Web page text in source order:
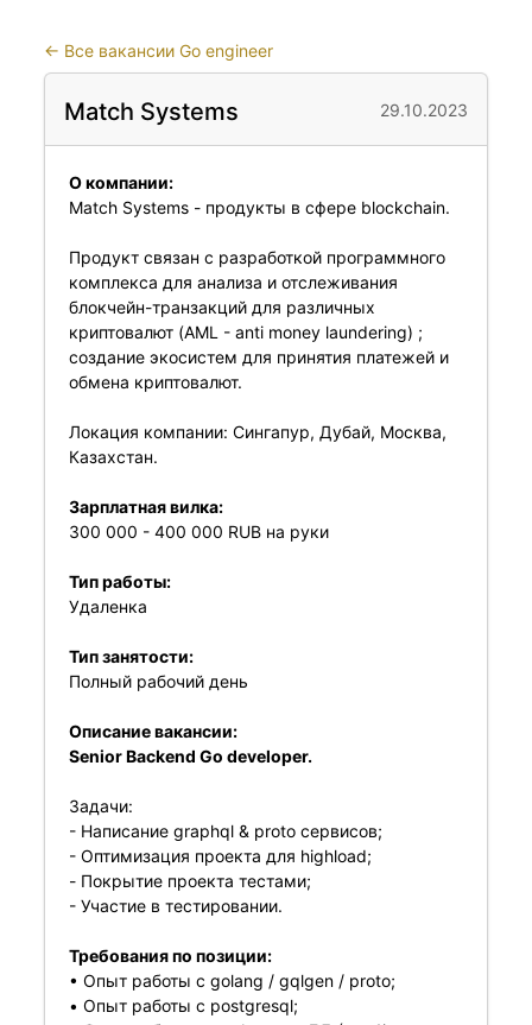
← Все вакансии Go engineer
Match Systems 29.10.2023
О компании:
Match Systems - продукты в сфере blockchain.
Продукт связан с разработкой программного
комплекса для анализа и отслеживания
блокчейн-транзакций для различных
криптовалют (AML - anti money laundering) ;
создание экосистем для принятия платежей и
обмена криптовалют.
Локация компании: Сингапур, Дубай, Москва,
Казахстан.
Зарплатная вилка:
300 000 - 400 000 RUB на руки
Тип работы:
Удаленка
Тип занятости:
Полный рабочий день
Описание вакансии:
Senior Backend Go developer.
Задачи:
- Написание graphql & proto сервисов;
- Оптимизация проекта для highload;
- Покрытие проекта тестами;
- Участие в тестировании.
Требования по позиции:
• Опыт работы с golang / gqlgen / proto;
• Опыт работы с postgresql;